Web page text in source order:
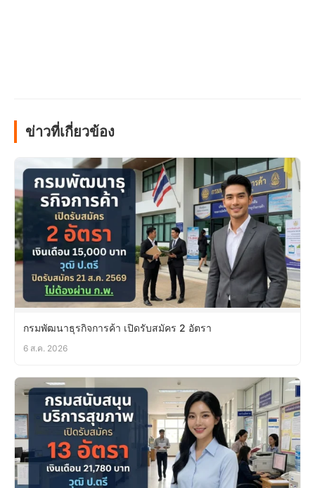
ข่าวที่เกี่ยวข้อง
กรมพัฒนาธุรกิจการค้า เปิดรับสมัคร 2 อัตรา
6 ส.ค. 2026